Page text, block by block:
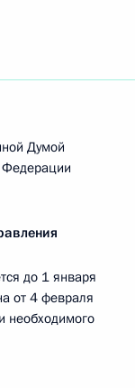
Думой
до 1 января
от 4 февраля
необходимого